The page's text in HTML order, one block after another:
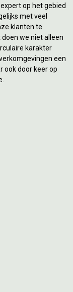
op het gebied
met veel
klanten te
we niet alleen
karakter
een
ook door keer op